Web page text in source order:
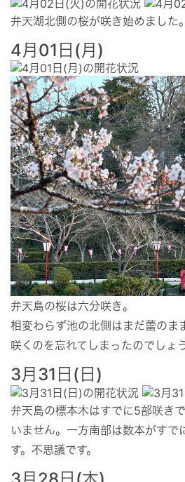
弁天湖北側の桜が咲き始めました。
4月01日(月)
弁天島の桜は六分咲き。
相変わらず池の北側はまだ蕾のま
咲くのを忘れてしまったのでしょ
3月31日(日)
弁天島の標本木はすでに5部咲き
いません。一方南部は数本がすで
す。不思議です。